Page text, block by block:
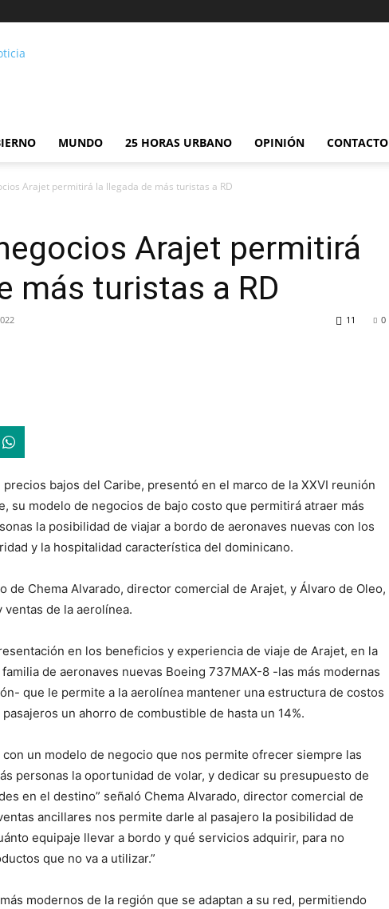
MUNDO 25 HORAS URBANO OPINIÓN CONTACTO
Arajet permitirá la llegada de más turistas a RD
Arajet permitirá
más turistas a RD
0
11
bajos del Caribe, presentó en el marco de la XXVI reunión
su modelo de negocios de bajo costo que permitirá atraer más
la posibilidad de viajar a bordo de aeronaves nuevas con los
y la hospitalidad característica del dominicano.
de Chema Alvarado, director comercial de Arajet, y Álvaro de Oleo,
de la aerolínea.
en los beneficios y experiencia de viaje de Arajet, en la
de aeronaves nuevas Boeing 737MAX-8 -las más modernas
que le permite a la aerolínea mantener una estructura de costos
un ahorro de combustible de hasta un 14%.
un modelo de negocio que nos permite ofrecer siempre las
personas la oportunidad de volar, y dedicar su presupuesto de
en el destino” señaló Chema Alvarado, director comercial de
ancillares nos permite darle al pasajero la posibilidad de
equipaje llevar a bordo y qué servicios adquirir, para no
que no va a utilizar.”
modernos de la región que se adaptan a su red, permitiendo